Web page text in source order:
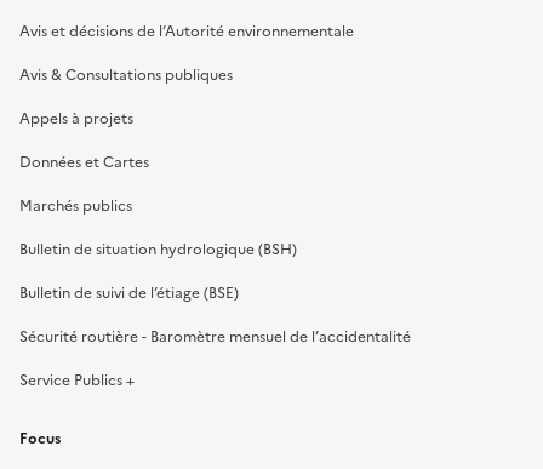
Avis et décisions de l’Autorité environnementale
Avis & Consultations publiques
Appels à projets
Données et Cartes
Marchés publics
Bulletin de situation hydrologique (BSH)
Bulletin de suivi de l’étiage (BSE)
Sécurité routière - Baromètre mensuel de l’accidentalité
Service Publics +
Focus